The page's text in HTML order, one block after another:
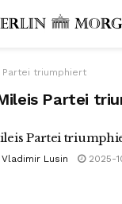
Partei triumphiert
Partei
Partei
Vladimir Lusin 2025-